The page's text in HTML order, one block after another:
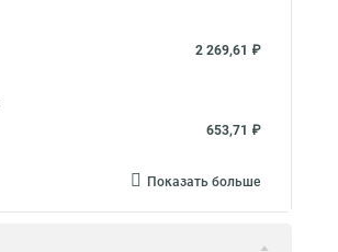
2 269,61 ₽
653,71 ₽
Показать больше